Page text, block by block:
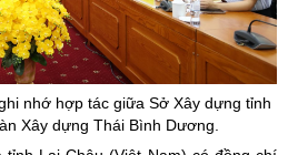
nhớ hợp tác giữa Sở Xây dựng tỉnh
Xây dựng Thái Bình Dương.